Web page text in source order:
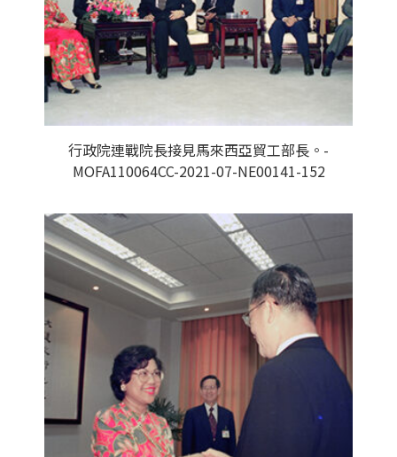
行政院連戰院長接見馬來西亞貿工部長。-
MOFA110064CC-2021-07-NE00141-152